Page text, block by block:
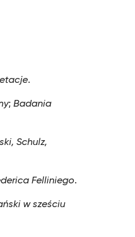
.
;Badania
Schulz,
Felliniego.
w sześciu